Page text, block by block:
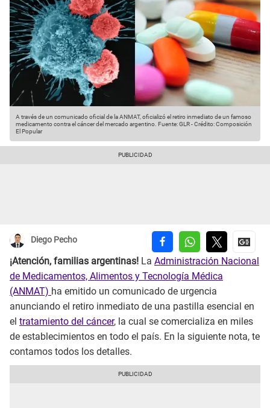
A través de un comunicado oficial de la ANMAT, oficializó el retiro inmediato de un famoso
medicamento contra el cáncer del mercado argentino. Fuente: GLR-Crédito: Composición
El Popular
Diego Pecho
¡Atención, familias argentinas! La Administración Nacional
de Medicamentos, Alimentos y Tecnología Médica
(ANMAT) ha emitido un comunicado de urgencia
anunciando el retiro inmediato de una pastilla esencial en
el tratamiento del cáncer, la cual se comercializa en miles
de establecimientos en todo el país. En la siguiente nota, te
contamos todos los detalles.